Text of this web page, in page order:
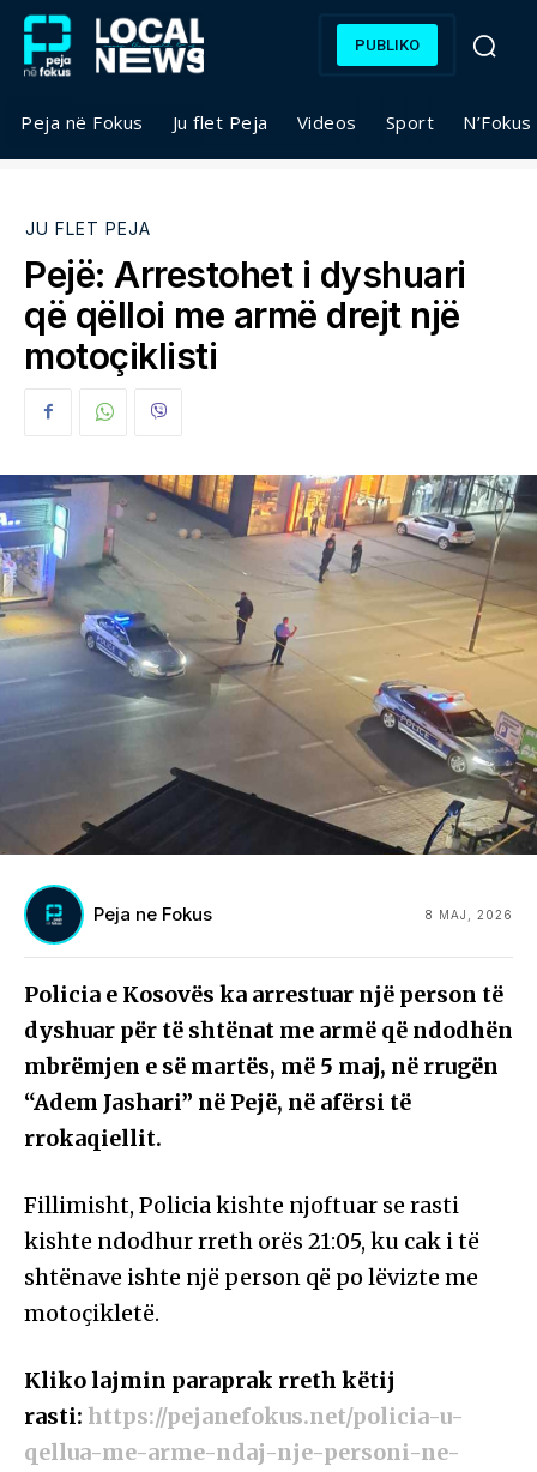
PUBLIKO
Peja në Fokus Ju flet Peja Videos Sport
JU FLET PEJA
Pejë: Arrestohet i dyshuari
që qëlloi me armë drejt një
motoçiklisti
Peja ne Fokus 8 MAJ, 2026
Policia e Kosovës ka arrestuar një person të
dyshuar për të shtënat me armë që ndodhën
mbrëmjen e së martës, më 5 maj, në rrugën
“Adem Jashari” në Pejë, në afërsi të
rrokaqiellit.
Fillimisht, Policia kishte njoftuar se rasti
kishte ndodhur rreth orës 21:05, ku cak i të
shtënave ishte një person që po lëvizte me
motoçikletë.
Kliko lajmin paraprak rreth këtij
rasti: https://pejanefokus.net/policia-u-
qellua-me-arme-ndaj-nje-personi-ne-